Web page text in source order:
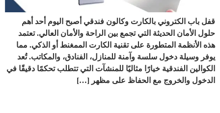
قفل باب الكتروني بالكارت وكالون فندقي أصبح اليوم أحد أهم
حلول الأمان الحديثة التي تجمع بين الراحة والأمان العالي. تعتمد
هذه الأنظمة المتطورة على تقنية الكارت الممغنط أو الذكي. مما
يوفر وسيلة دخول سلسة وآمنة للمنازل، الفنادق، والمكاتب. تُعد
الكوالين الفندقية خيارًا مثاليًا للمنشآت التي تتطلب تحكمًا دقيقًا في
الدخول والخروج مع الحفاظ على مظهر […]